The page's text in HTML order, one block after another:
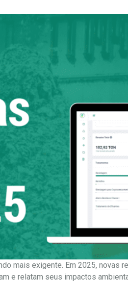
mais exigente. Em 2025, novas
e relatam seus impactos